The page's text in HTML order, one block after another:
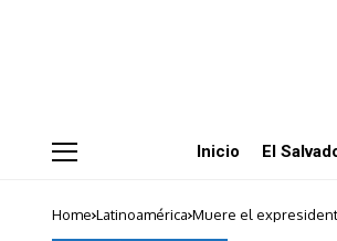
Inicio El
Home Latinoamérica Muere el